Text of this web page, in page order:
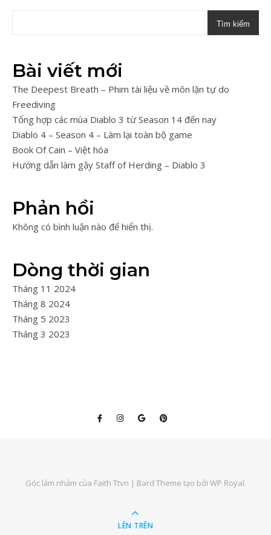
Tìm kiếm
Bài viết mới
The Deepest Breath – Phim tài liệu về môn lặn tự do
Freediving
Tổng hợp các mùa Diablo 3 từ Season 14 đến nay
Diablo 4 – Season 4 – Làm lại toàn bộ game
Book Of Cain – Việt hóa
Hướng dẫn làm gậy Staff of Herding – Diablo 3
Phản hồi
Không có bình luận nào để hiển thị.
Dòng thời gian
Tháng 11 2024
Tháng 8 2024
Tháng 5 2023
Tháng 3 2023
Góc lảm nhảm của Faith Ttvn | Bard Theme tạo bởi WP Royal.
LÊN TRÊN